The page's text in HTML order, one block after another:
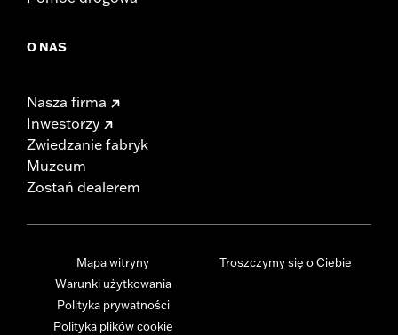
O NAS
Nasza firma
Inwestorzy
Zwiedzanie fabryk
Muzeum
Zostań dealerem
Mapa witryny
Warunki użytkowania
Polityka prywatności
Polityka plików cookie
Troszczymy się o Ciebie